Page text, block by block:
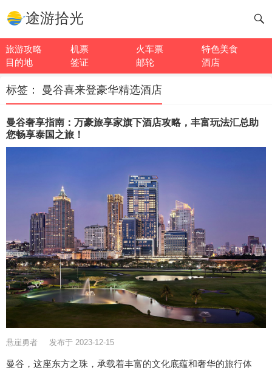
途游拾光
旅游攻略 机票 火车票
特色美食
目的地
签证 邮轮 酒店
标签： 曼谷喜来登豪华精选酒店
曼谷奢享指南：万豪旅享家旗下酒店攻略，丰富玩法汇总助
您畅享泰国之旅！
悬崖勇者 发布于 2023-12-15
曼谷，这座东方之珠，承载着丰富的文化底蕴和奢华的旅行体